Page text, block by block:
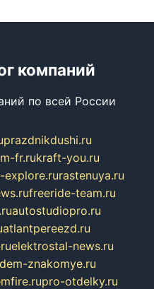
компаний
по всей России
prazdnikdushi.ru
fr.rukraft-you.ru
explore.rurastenuya.ru
freeride-team.ru
autostudiopro.ru
atlantpereezd.ru
elektrostal-news.ru
znakomye.ru
pro-otdelky.ru